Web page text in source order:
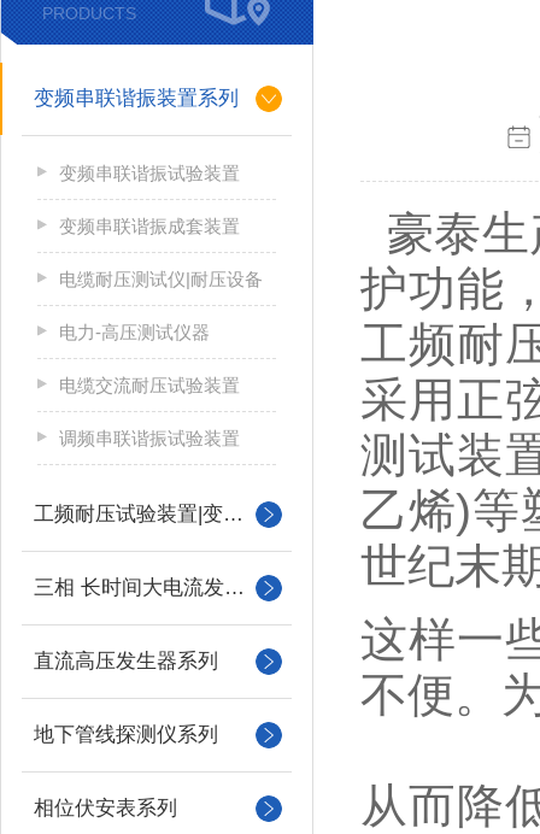
PRODUCTS
变频串联谐振装置系列
变频串联谐振试验装置
变频串联谐振成套装置
电缆耐压测试仪|耐压设备
电力-高压测试仪器
电缆交流耐压试验装置
调频串联谐振试验装置
工频耐压试验装置|变压器
三相 长时间大电流发生器
直流高压发生器系列
地下管线探测仪系列
相位伏安表系列
豪泰
护功能
工频耐
采用正
测试装
乙烯)等
世纪末
这样一
不便。
从而降